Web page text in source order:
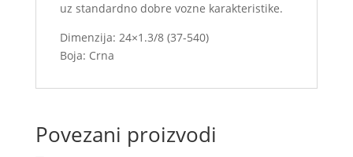
uz standardno dobre vozne karakteristike.
Dimenzija: 24×1.3/8 (37-540)
Boja: Crna
Povezani proizvodi